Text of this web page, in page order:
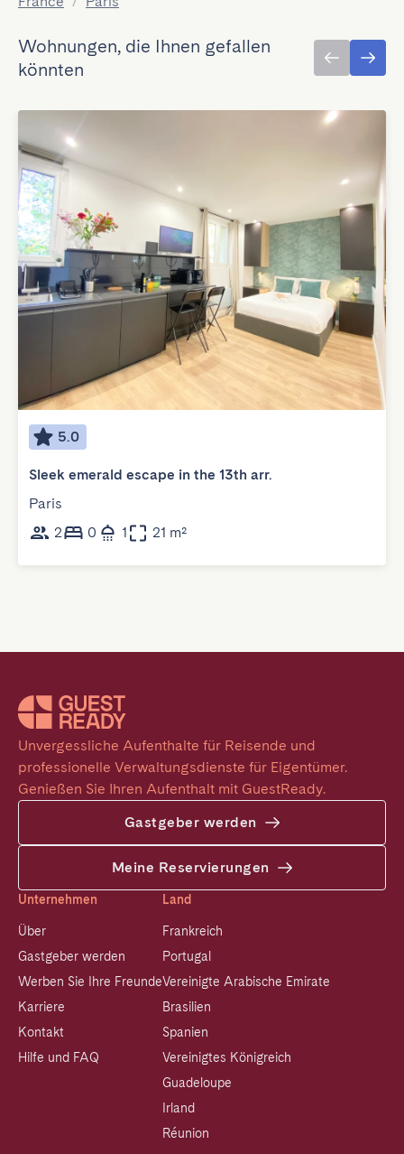
Wohnungen, die Ihnen gefallen
könnten
5.0
Sleek emerald escape in the 13th arr.
Paris
2
0 1 21 m²
Unvergessliche Aufenthalte für Reisende und
professionelle Verwaltungsdienste für Eigentümer.
Genießen Sie Ihren Aufenthalt mit GuestReady.
Gastgeber werden
Meine Reservierungen
Unternehmen
Über
Gastgeber werden
Werben Sie Ihre Freunde
Karriere
Kontakt
Hilfe und FAQ
Land
Frankreich
Portugal
Vereinigte Arabische Emirate
Brasilien
Spanien
Vereinigtes Königreich
Guadeloupe
Irland
Réunion